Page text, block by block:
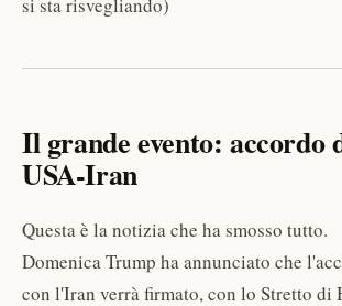
Il grande evento: accordo
USA-Iran
Questa è la notizia che ha smosso tutto.
Domenica Trump ha annunciato che
con l'Iran verrà firmato, con lo Stretto di